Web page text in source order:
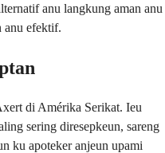
anu langkung aman anu
anu efektif.
di Amérika Serikat. Ieu
sering diresepkeun, sareng
ku apoteker anjeun upami